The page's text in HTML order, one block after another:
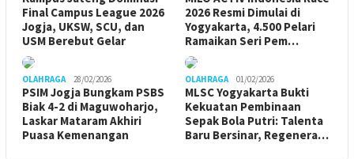
Final Campus League 2026
Jogja, UKSW, SCU, dan
USM Berebut Gelar
2026 Resmi Dimulai di
Yogyakarta, 4.500 Pelari
Ramaikan Seri Pem…
OLAHRAGA 28/02/2026
PSIM Jogja Bungkam PSBS
Biak 4-2 di Maguwoharjo,
Laskar Mataram Akhiri
Puasa Kemenangan
OLAHRAGA 01/02/2026
MLSC Yogyakarta Bukti
Kekuatan Pembinaan
Sepak Bola Putri: Talenta
Baru Bersinar, Regenera…